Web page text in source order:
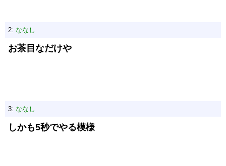
2: ななし
お茶目なだけや
3: ななし
しかも5秒でやる模様